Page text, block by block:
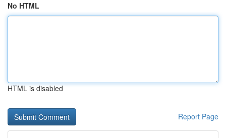
No HTML
HTML is disabled
Report Page